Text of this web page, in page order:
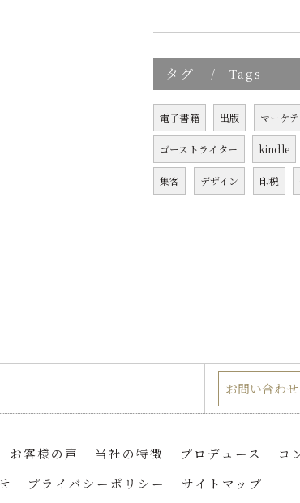
タグ Tags
電子書籍 出版 マーケ
ゴーストライター kindle
集客 デザイン 印税
お問い合わ
お客様の声 当社の特徴 プロデュース コ
プライバシーポリシー サイトマップ